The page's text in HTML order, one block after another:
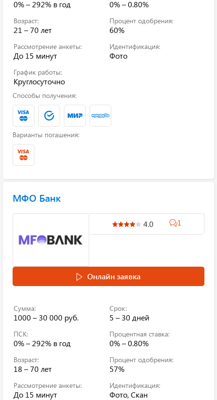
0% – 292% в год 0% – 0.80%
Возраст:
21 – 70 лет
Процент одобрения:
60%
Рассмотрение анкеты:
До 15 минут
Идентификация:
Фото
График работы:
Круглосуточно
Способы получения:
Варианты погашения:
МФО Банк
4.0 1
Онлайн заявка
Сумма:
1000 – 30 000 руб.
Срок:
5 – 30 дней
ПСК:
0% – 292% в год
Процентная ставка:
0% – 0.80%
Возраст:
18 – 70 лет
Процент одобрения:
57%
Рассмотрение анкеты:
До 15 минут
Идентификация:
Фото, Скан